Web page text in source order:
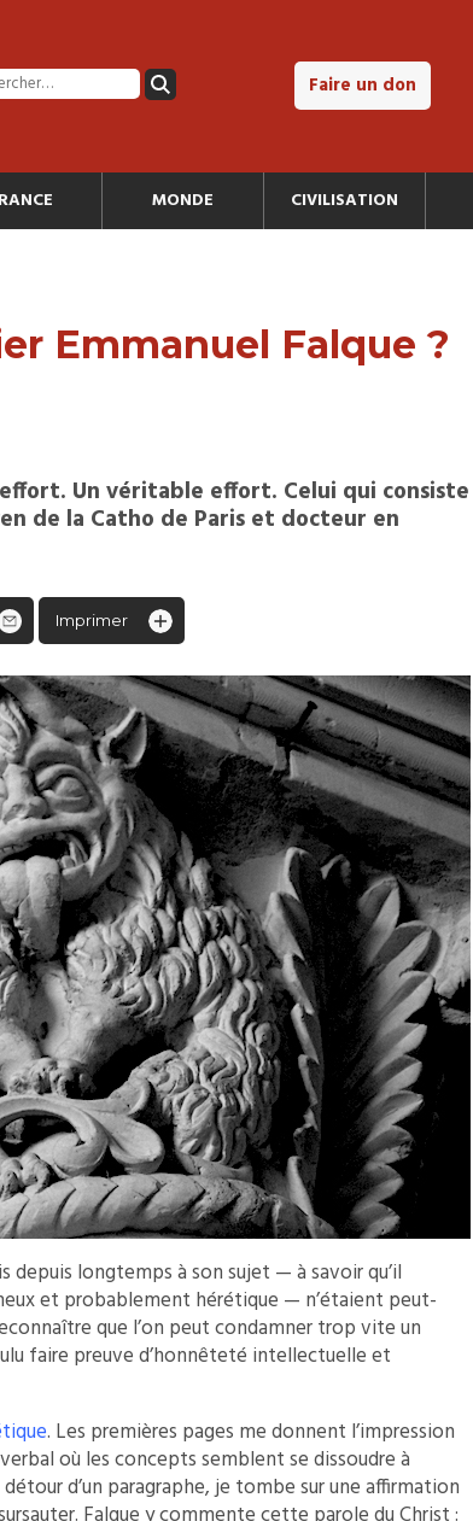
Faire un don
MONDE CIVILISATION
Emmanuel Falque ?
Un véritable effort. Celui qui consiste
de la Catho de Paris et docteur en
Imprimer
longtemps à son sujet — à savoir qu’il
et probablement hérétique — n’étaient peut-
que l’on peut condamner trop vite un
faire preuve d’honnêteté intellectuelle et
. Les premières pages me donnent l’impression
où les concepts semblent se dissoudre à
d’un paragraphe, je tombe sur une affirmation